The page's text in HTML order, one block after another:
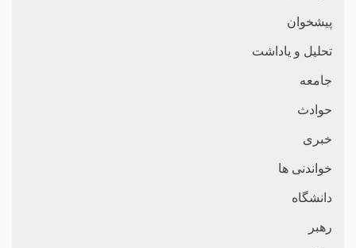
پیشخوان
تحلیل و یاداشت
جامعه
حوادث
خبری
خواندنی ها
دانشگاه
رهبر